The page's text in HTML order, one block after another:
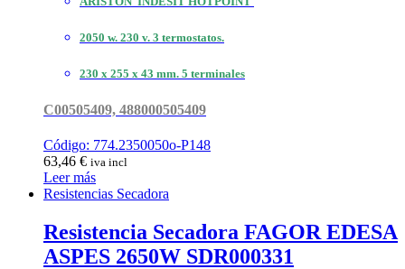
2050 w. 230 v. 3 termostatos.
230 x 255 x 43 mm. 5 terminales
C00505409, 488000505409
Código: 774.2350050o-P148
63,46 € iva incl
Leer más
Resistencias Secadora
Resistencia Secadora FAGOR EDESA
ASPES 2650W SDR000331